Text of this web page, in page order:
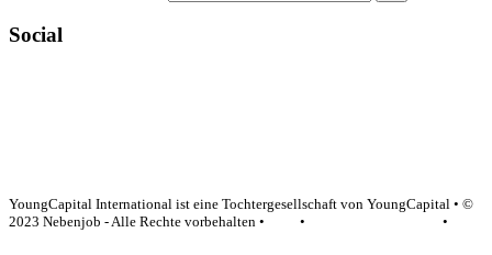
Social
YoungCapital International ist eine Tochtergesellschaft von YoungCapital • ©
2023 Nebenjob - Alle Rechte vorbehalten •
•
•